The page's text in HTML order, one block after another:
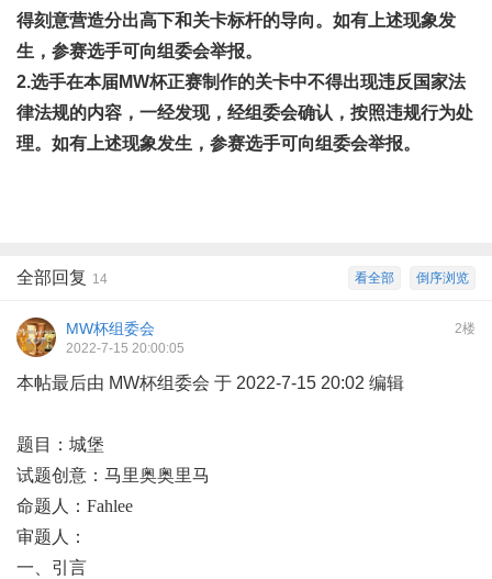
得刻意营造分出高下和关卡标杆的导向。如有上述现象发
生，参赛选手可向组委会举报。
2.选手在本届MW杯正赛制作的关卡中不得出现违反国家法
律法规的内容，一经发现，经组委会确认，按照违规行为处
理。如有上述现象发生，参赛选手可向组委会举报。
倒序浏览
看全部
全部回复 14
2楼
MW杯组委会
2022-7-15 20:00:05
本帖最后由 MW杯组委会 于 2022-7-15 20:02 编辑
题目：城堡
试题创意：马里奥奥里马
命题人：Fahlee
审题人：
一、引言